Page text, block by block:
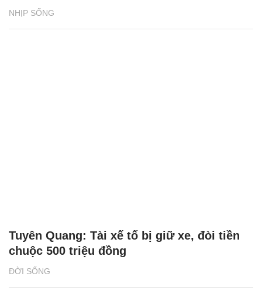
NHỊP SỐNG
ĐỜI SỐNG
Tuyên Quang: Tài xế tố bị giữ xe, đòi tiền
chuộc 500 triệu đồng